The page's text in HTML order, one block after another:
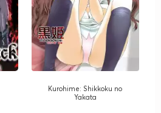
Kurohime: Shikkoku no
Yakata